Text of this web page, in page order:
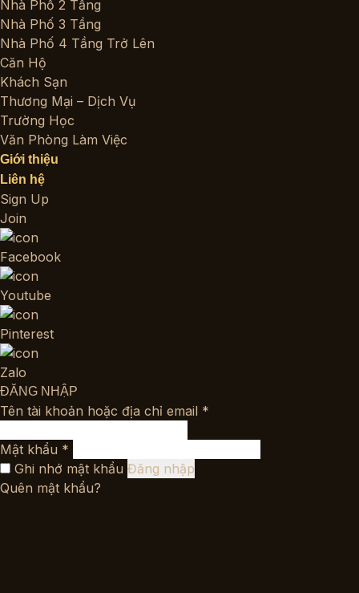
Nhà Phố 2 Tầng
Nhà Phố 3 Tầng
Nhà Phố 4 Tầng Trở Lên
Căn Hộ
Khách Sạn
Thương Mại – Dịch Vụ
Trường Học
Văn Phòng Làm Việc
Giới thiệu
Liên hệ
Sign Up
Join
Facebook
Youtube
Pinterest
Zalo
ĐĂNG NHẬP
Tên tài khoản hoặc địa chỉ email *
Mật khẩu *
buộc
Ghi nhớ mật khẩu Đăng nhập
Quên mật khẩu?